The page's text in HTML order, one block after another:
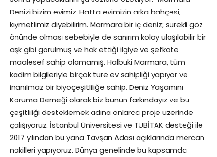
Denizi bizim evimiz. Hatta evimizin arka bahçesi,
kıymetlimiz diyebilirim. Marmara bir iç deniz; sürekli göz
önünde olması sebebiyle de sanırım kolay ulaşılabilir bir
aşk gibi görülmüş ve hak ettiği ilgiye ve şefkate
maalesef sahip olamamış. Halbuki Marmara, tüm
kadim bilgileriyle birçok türe ev sahipliği yapıyor ve
inanılmaz bir biyoçeşitliliğe sahip. Deniz Yaşamını
Koruma Derneği olarak biz bunun farkındayız ve bu
çeşitliliği desteklemek adına onlarca proje üzerinde
çalışıyoruz. İstanbul Üniversitesi ve TÜBİTAK desteği ile
2017 yılından bu yana Tavşan Adası açıklarında mercan
nakilleri yapıyoruz. Dünya genelinde bu kapsamda